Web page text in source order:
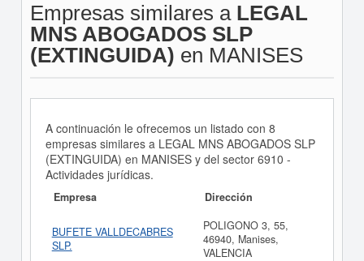
Empresas similares a LEGAL
MNS ABOGADOS SLP
(EXTINGUIDA) en MANISES
A continuación le ofrecemos un listado con 8
empresas similares a LEGAL MNS ABOGADOS SLP
(EXTINGUIDA) en MANISES y del sector 6910 -
Actividades jurídicas.
Empresa Dirección
BUFETE VALLDECABRES
SLP.
POLIGONO 3, 55,
46940, Manises,
VALENCIA